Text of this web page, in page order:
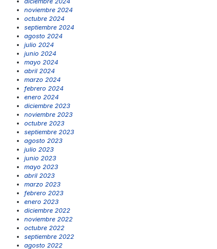
noviembre 2024
octubre 2024
septiembre 2024
agosto 2024
julio 2024
junio 2024
mayo 2024
abril 2024
marzo 2024
febrero 2024
enero 2024
diciembre 2023
noviembre 2023
octubre 2023
septiembre 2023
agosto 2023
julio 2023
junio 2023
mayo 2023
abril 2023
marzo 2023
febrero 2023
enero 2023
diciembre 2022
noviembre 2022
octubre 2022
septiembre 2022
agosto 2022